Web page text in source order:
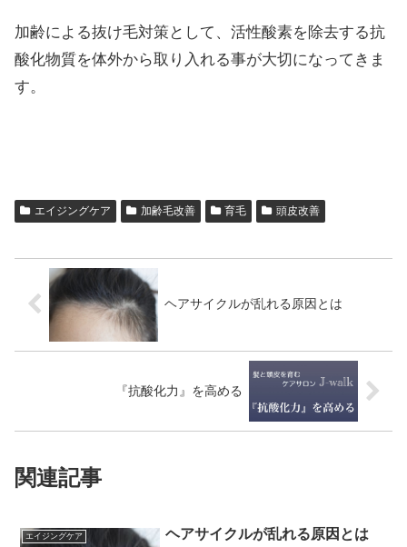
加齢による抜け毛対策として、活性酸素を除去する抗
酸化物質を体外から取り入れる事が大切になってきま
す。
エイジングケア 加齢毛改善 育毛 頭皮改善
ヘアサイクルが乱れる原因とは
『抗酸化力』を高める
関連記事
エイジングケア ヘアサイクルが乱れる原因とは